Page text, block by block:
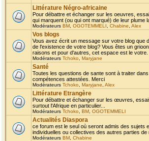
Littérature Négro-africaine
Pour débattre et échanger sur les oeuvres,
qui marquent (ou qui ont marqué) de leur plume
Modérateurs BM OGOTEMMELI Chabine Alex
Vos blogs
Vous avez écrit un message sur votre blog que
de l'existence de votre blog? Vous êtes un
raisons et pour d'autres, cet espace est le votre.
Modérateurs Tchoko Maryjane
Santé
Toutes les questions de sante sont à traiter
compétences attestées. Merci
Modérateurs Tchoko Maryjane Alex
Littérature Etrangère
Pour débattre et échanger sur les œuvres,
surtout l'Afrique en particulier...
Modérateurs Tchoko BM OGOTEMMELI
Actualités Diaspora
ce forum est le seul où seront admis des sujets
individuelles ou collectives des autres parties de
Modérateurs BM Chabine